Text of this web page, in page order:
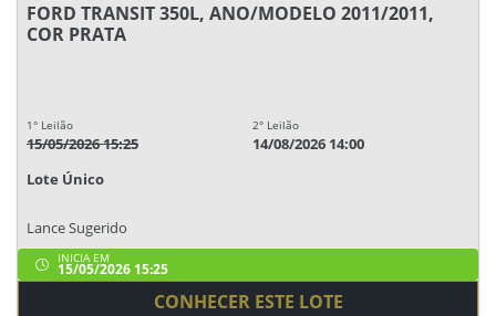
FORD TRANSIT 350L, ANO/MODELO 2011/2011,
COR PRATA
1° Leilão
15/05/2026 15:25
2° Leilão
14/08/2026 14:00
Lote Único
Lance Sugerido
INICIA EM
15/05/2026 15:25
CONHECER ESTE LOTE